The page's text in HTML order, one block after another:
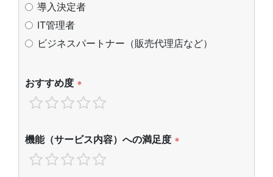
導入決定者
IT管理者
ビジネスパートナー（販売代理店など）
おすすめ度 *
機能（サービス内容）への満足度 *